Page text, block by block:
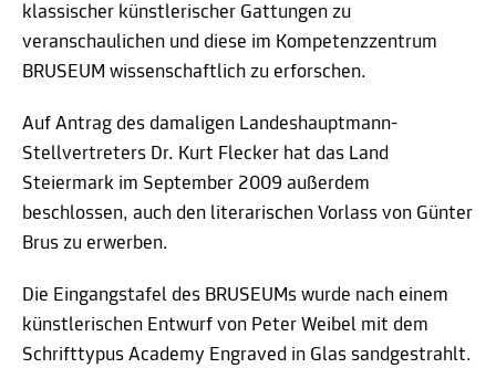
klassischer künstlerischer Gattungen zu
veranschaulichen und diese im Kompetenzzentrum
BRUSEUM wissenschaftlich zu erforschen.
Auf Antrag des damaligen Landeshauptmann-
Stellvertreters Dr. Kurt Flecker hat das Land
Steiermark im September 2009 außerdem
beschlossen, auch den literarischen Vorlass von Günter
Brus zu erwerben.
Die Eingangstafel des BRUSEUMs wurde nach einem
künstlerischen Entwurf von Peter Weibel mit dem
Schrifttypus Academy Engraved in Glas sandgestrahlt.